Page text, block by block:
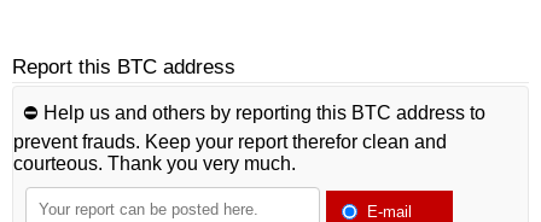
Report this BTC address
⛔️ Help us and others by reporting this BTC address to
prevent frauds. Keep your report therefor clean and
courteous. Thank you very much.
E-mail